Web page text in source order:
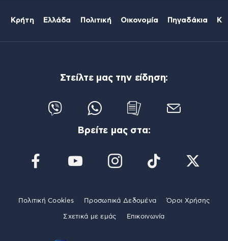
Κρήτη Ελλάδα Πολιτική Οικονομία Πηγαδάκια
Στείλτε μας την είδηση:
Βρείτε μας στα:
Πολιτική Cookies Προσωπικά Δεδομένα Όροι Χρήσης
Σχετικά με εμάς Επικοινωνία